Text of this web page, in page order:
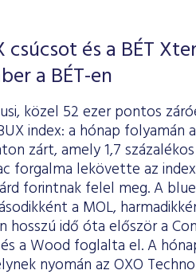
csúcsot és a BÉT
a BÉT-en
közel 52 ezer pontos
index: a hónap folyamán
zárt, amely 1,7
forgalma lekövette az
forintnak felel meg. A
a MOL,
hosszú idő óta először a
a Wood foglalta el. A
nyomán az OXO